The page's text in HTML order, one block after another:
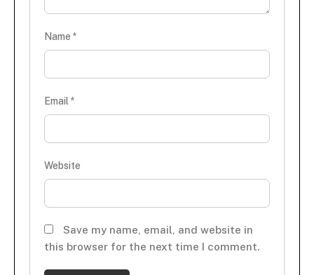
Name *
Email *
Website
Save my name, email, and website in
this browser for the next time I comment.